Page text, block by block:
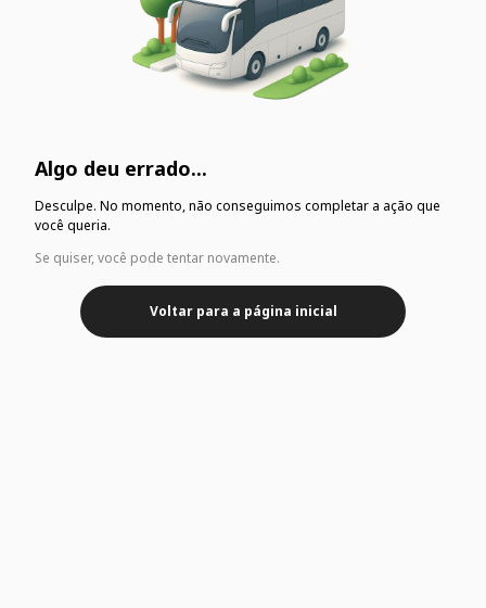
Algo deu errado...
Desculpe. No momento, não conseguimos completar a ação que
você queria.
Se quiser, você pode tentar novamente.
Voltar para a página inicial